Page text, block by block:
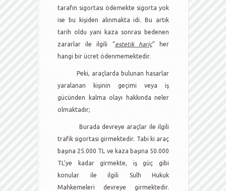
tarafın sigortası ödemekte sigorta yok
ise bu kişiden alınmakta idi. Bu artık
tarih oldu yani kaza sonrası bedenen
zararlar ile ilgili “estetik hariç” her
hangi bir ücret ödenmemektedir.
Peki, araçlarda bulunan hasarlar
yaralanan kişinin geçimi veya iş
gücünden kalma olayı hakkında neler
olmaktadır;
Burada devreye araçlar ile ilgili
trafik sigortası girmektedir. Tabi ki araç
başına 25.000 TL ve kaza başına 50.000
TL’ye kadar girmekte, iş güç gibi
konular ile ilgili Sulh Hukuk
Mahkemeleri devreye girmektedir.